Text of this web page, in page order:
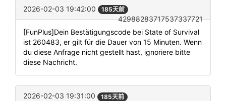
2026-02-03 19:42:00 185天前
42988283717537337721
[FunPlus]Dein Bestätigungscode bei State of Survival
ist 260483, er gilt für die Dauer von 15 Minuten. Wenn
du diese Anfrage nicht gestellt hast, ignoriere bitte
diese Nachricht.
2026-02-03 19:31:00 185天前